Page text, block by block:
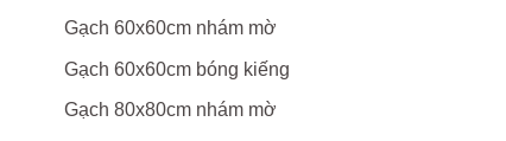
Gạch 60x60cm nhám mờ
Gạch 60x60cm bóng kiếng
Gạch 80x80cm nhám mờ